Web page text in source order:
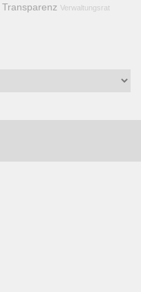
Transparenz Verwaltungsrat